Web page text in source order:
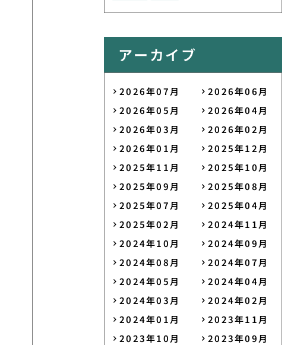
アーカイブ
2026年07月
2026年06月
2026年05月
2026年04月
2026年03月
2026年02月
2026年01月
2025年12月
2025年11月
2025年10月
2025年09月
2025年08月
2025年07月
2025年04月
2025年02月
2024年11月
2024年10月
2024年09月
2024年08月
2024年07月
2024年05月
2024年04月
2024年03月
2024年02月
2024年01月
2023年11月
2023年10月
2023年09月